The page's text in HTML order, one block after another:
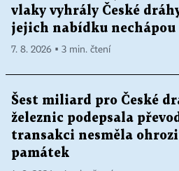
vlaky vyhrály České
jejich nabídku nechápou
7. 8. 2026 ▪ 3 min. čtení
Šest miliard pro České
železnic podepsala
transakci nesměla
památek